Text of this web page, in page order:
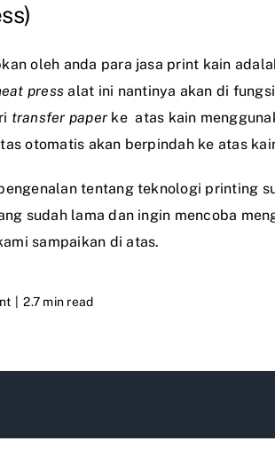
oleh anda para jasa print kain
press alat ini nantinya akan di
transfer paper ke atas kain
otomatis akan berpindah ke atas
tentang teknologi printing
sudah lama dan ingin mencoba
sampaikan di atas.
2.7 min read